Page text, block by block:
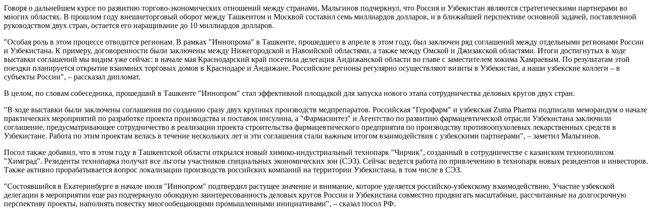
Говоря о дальнейшем курсе по развитию торгово-экономических отношений между странами, Мальгинов подчеркнул, что Россия и Узбекистан являются стратегическими партнерами во
многих областях. В прошлом году внешнеторговый оборот между Ташкентом и Москвой составил семь миллиардов долларов, и в ближайшей перспективе основной задачей, поставленной
руководством двух стран, остается его наращивание до 10 миллиардов долларов.
"Особая роль в этом процессе отводится регионам. В рамках "Иннопрома" в Ташкенте, прошедшего в апреле в этом году, был заключен ряд соглашений между отдельными регионами России
и Узбекистана. К примеру, договоренности были заключены между Нижегородской и Навоийской областями, а также между Омской и Джизакской областями. Итоги достигнутых в ходе
выставки соглашений мы видим уже сейчас: в начале мая Краснодарский край посетила делегация Андижанской области во главе с заместителем хокима Хамраевым. По результатам этой
поездки планируется открытие взаимных торговых домов в Краснодаре и Андижане. Российские регионы регулярно осуществляют визиты в Узбекистан, а наши узбекские коллеги – в
субъекты России", – рассказал дипломат.
В целом, по словам собеседника, прошедший в Ташкенте "Иннопром" стал эффективной площадкой для запуска нового этапа сотрудничества деловых кругов двух стран.
"В ходе выставки были заключены соглашения по созданию сразу двух крупных производств медпрепаратов. Российская "Герофарм" и узбекская Zuma Pharma подписали меморандум о начале
практических мероприятий по разработке проекта производства и поставок инсулина, а "Фармасинтез" и Агентство по развитию фармацевтической отрасли Узбекистана заключили
соглашение, предусматривающее сотрудничество в реализации проекта строительства фармацевтического предприятия по производству противоопухолевых лекарственных средств в
Узбекистане. Работа по этим проектам велась в течение нескольких лет и эти соглашения стали важным итогом взаимодействия с узбекскими партнерами", – заметил Мальгинов.
Посол также добавил, что в этом году в Ташкентской области открылся новый химико-индустриальный технопарк "Чирчик", созданный в сотрудничестве с казанским технополисом
"Химград". Резиденты технопарка получат все льготы участников специальных экономических зон (СЭЗ). Сейчас ведется работа по привлечению в технопарк новых резидентов и инвесторов.
Также активно прорабатывается вопрос локализации производств российских компаний на территории Узбекистана, в том числе в СЭЗ.
"Состоявшийся в Екатеринбурге в начале июля "Иннопром" подтвердил растущее значение и внимание, которое уделяется российско-узбекскому взаимодействию. Участие узбекской
делегации в мероприятии еще раз подчеркнуло обоюдную заинтересованность деловых кругов России и Узбекистана совместно продвигать масштабные, рассчитанные на долгосрочную
перспективу проекты, наполнять повестку многообещающими промышленными инициативами", – сказал посол РФ.